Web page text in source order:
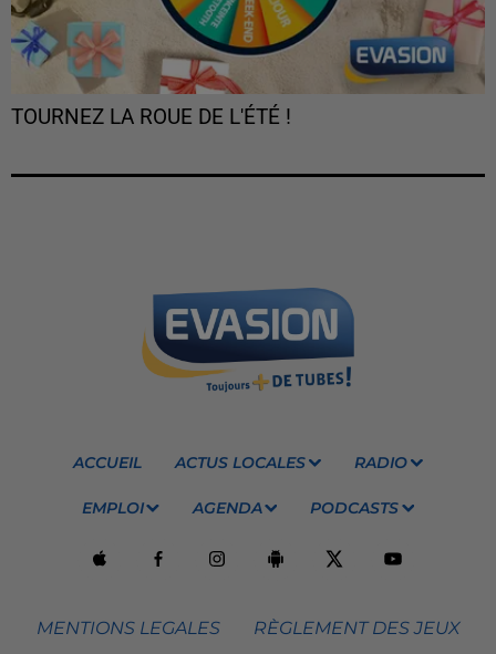
TOURNEZ LA ROUE DE L'ÉTÉ !
ACCUEIL ACTUS LOCALES RADIO
EMPLOI AGENDA PODCASTS
MENTIONS LEGALES RÈGLEMENT DES JEUX